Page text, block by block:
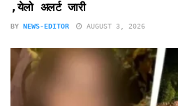
,येलो अलर्ट जारी
BY NEWS-EDITOR AUGUST 3, 2026